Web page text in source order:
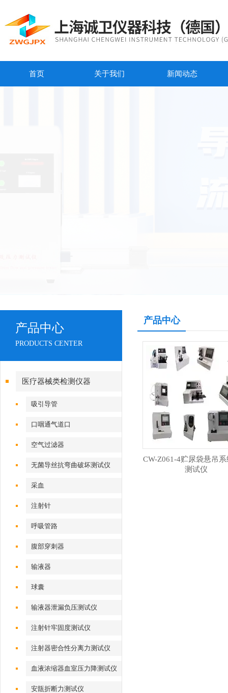
首页 关于我们 新闻动态
产品中心
PRODUCTS CENTER
医疗器械类检测仪器
吸引导管
口咽通气道口
空气过滤器
无菌导丝抗弯曲破坏测试仪
采血
注射针
呼吸管路
腹部穿刺器
输液器
球囊
输液器泄漏负压测试仪
注射针牢固度测试仪
注射器密合性分离力测试仪
血液浓缩器血室压力降测试仪
安瓿折断力测试仪
产品中心
CW-Z061-4贮尿袋悬吊
测试仪